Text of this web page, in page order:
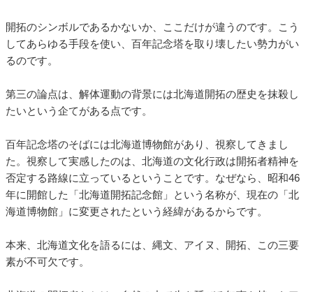
開拓のシンボルであるかないか、ここだけが違うのです。こう
してあらゆる手段を使い、百年記念塔を取り壊したい勢力がい
るのです。
第三の論点は、解体運動の背景には北海道開拓の歴史を抹殺し
たいという企てがある点です。
百年記念塔のそばには北海道博物館があり、視察してきまし
た。視察して実感したのは、北海道の文化行政は開拓者精神を
否定する路線に立っているということです。なぜなら、昭和46
年に開館した「北海道開拓記念館」という名称が、現在の「北
海道博物館」に変更されたという経緯があるからです。
本来、北海道文化を語るには、縄文、アイヌ、開拓、この三要
素が不可欠です。